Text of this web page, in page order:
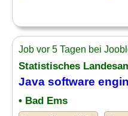
Job vor 5 Tagen bei
Statistisches
Java software
• Bad Ems